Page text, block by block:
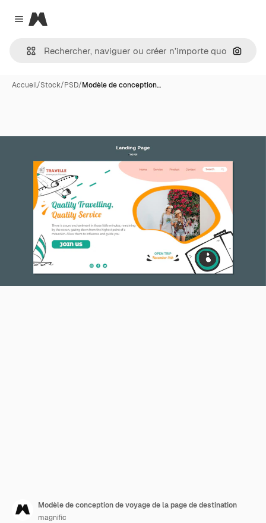
Close menu
Magnific
Accueil/Stock/PSD/Modèle de conception…
Modèle de conception de voyage de la page de destination
magnific